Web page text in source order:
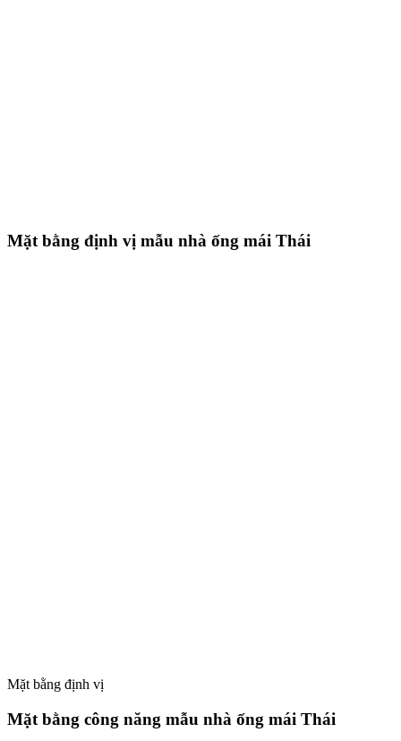
Mặt bằng định vị mẫu nhà ống mái Thái
Mặt bằng định vị
Mặt bằng công năng mẫu nhà ống mái Thái